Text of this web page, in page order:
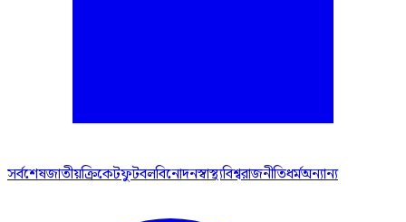
সর্বশেষজাতীয়ক্রিকেটফুটবলবিনোদনস্বাস্থ্যবিশ্বরাজনীতিধর্মঅন্যান্য